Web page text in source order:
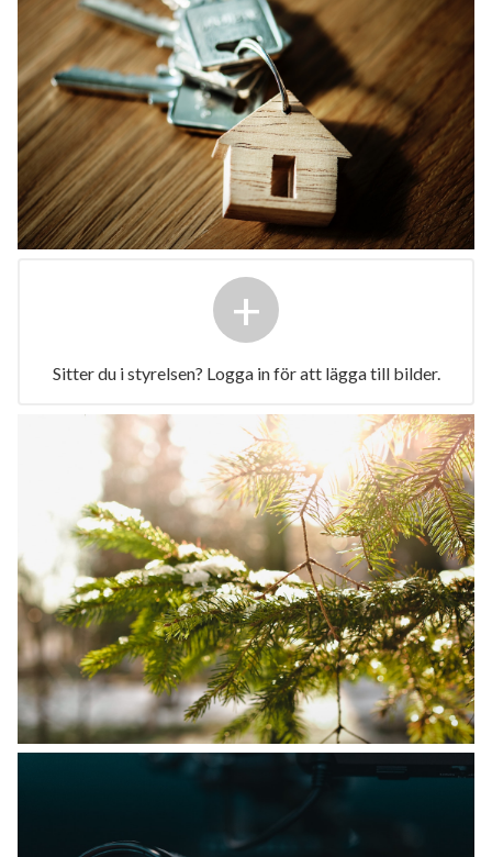
+
Sitter du i styrelsen? Logga in för att lägga till bilder.